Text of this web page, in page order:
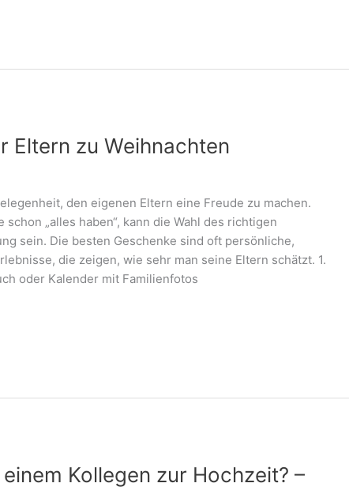
Eltern zu Weihnachten
den eigenen Eltern eine Freude zu machen.
„alles haben“, kann die Wahl des richtigen
sein. Die besten Geschenke sind oft persönliche,
die zeigen, wie sehr man seine Eltern schätzt. 1.
oder Kalender mit Familienfotos
Kollegen zur Hochzeit? –